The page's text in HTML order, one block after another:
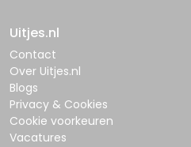
Uitjes.nl
Contact
Over Uitjes.nl
Blogs
Privacy & Cookies
Cookie voorkeuren
Vacatures